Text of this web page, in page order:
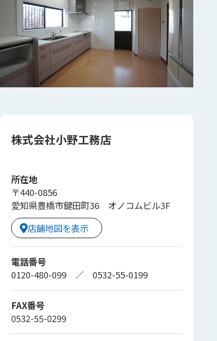
株式会社小野工務店
所在地
〒440-0856
愛知県豊橋市鍵田町36 オノコムビル3F
店舗地図を表示
電話番号
0120-480-099／ 0532-55-0199
FAX番号
0532-55-0299